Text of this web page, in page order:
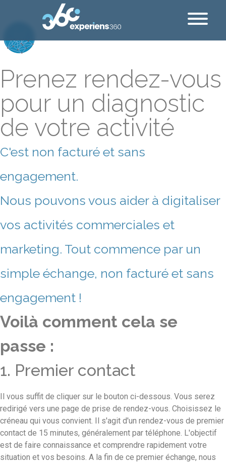
Prenez rendez-vous
pour un diagnostic
de votre activité
C'est non facturé et sans
engagement.
Nous pouvons vous aider à digitaliser
vos activités commerciales et
marketing. Tout commence par un
simple échange, non facturé et sans
engagement !
Voilà comment cela se
passe :
1. Premier contact
Il vous suffit de cliquer sur le bouton ci-dessous. Vous serez
redirigé vers une page de prise de rendez-vous. Choisissez le
créneau qui vous convient. Il s'agit d'un rendez-vous de premier
contact de 15 minutes, généralement par téléphone. L'objectif
est de faire connaissance et comprendre rapidement votre
situation et vos besoins. A la fin de ce premier échange, nous